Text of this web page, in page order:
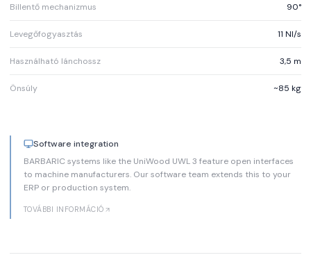
Billentő mechanizmus 90°
Levegőfogyasztás 11 Nl/s
Használható lánchossz 3,5 m
Önsúly ~85 kg
Software integration
BARBARIC systems like the UniWood UWL 3 feature open interfaces
to machine manufacturers. Our software team extends this to your
ERP or production system.
TOVÁBBI INFORMÁCIÓ